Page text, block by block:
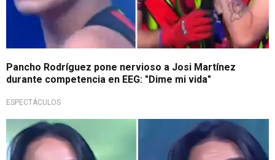
Pancho Rodríguez pone nervioso a Josi Martínez
durante competencia en EEG: "Dime mi vida"
ESPECTÁCULOS
¿Era su sueño?